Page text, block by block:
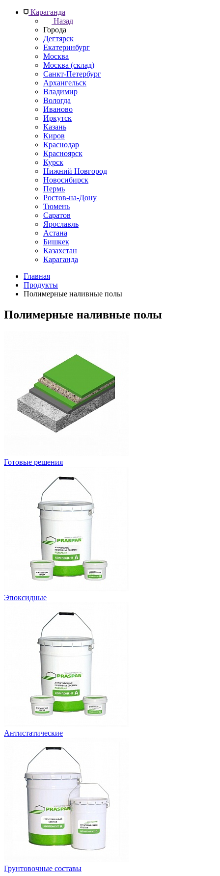
Караганда
Назад
Города
Дегтярск
Екатеринбург
Москва
Москва (склад)
Санкт-Петербург
Архангельск
Владимир
Вологда
Иваново
Иркутск
Казань
Киров
Краснодар
Красноярск
Курск
Нижний Новгород
Новосибирск
Пермь
Ростов-на-Дону
Тюмень
Саратов
Ярославль
Астана
Бишкек
Казахстан
Караганда
Главная
Продукты
Полимерные наливные полы
Полимерные наливные полы
Готовые решения
Эпоксидные
Антистатические
Грунтовочные составы